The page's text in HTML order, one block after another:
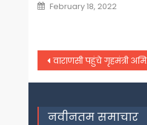
Posted
on
February 18, 2022
Post
navigation
वाराणसी पहुंचे गृहमंत्री अमित शाह ने बाबा दरबार में लगाई हाजिरी,
नवीनतम समाचार